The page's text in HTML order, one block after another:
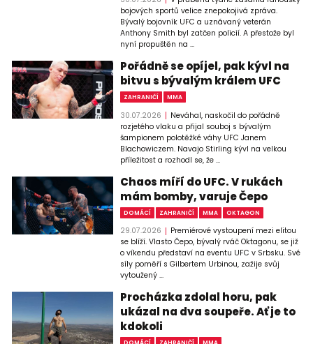
bojových sportů velice znepokojivá zpráva.
Bývalý bojovník UFC a uznávaný veterán
Anthony Smith byl zatčen policií. A přestože byl
nyní propuštěn na ...
Pořádně se opíjel, pak kývl na
bitvu s bývalým králem UFC
ZAHRANIČÍ MMA
30.07.2026
Neváhal, naskočil do pořádně
rozjetého vlaku a přijal souboj s bývalým
šampionem polotěžké váhy UFC Janem
Blachowiczem. Navajo Stirling kývl na velkou
příležitost a rozhodl se, že ...
Chaos míří do UFC. V rukách
mám bomby, varuje Čepo
DOMÁCÍ ZAHRANIČÍ MMA OKTAGON
29.07.2026
Premiérové vystoupení mezi elitou
se blíží. Vlasto Čepo, bývalý rváč Oktagonu, se již
o víkendu představí na eventu UFC v Srbsku. Své
síly poměří s Gilbertem Urbinou, zažije svůj
vytoužený ...
Procházka zdolal horu, pak
ukázal na dva soupeře. Ať je to
kdokoli